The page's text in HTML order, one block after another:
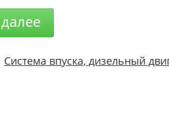
Система впуска, дизельный